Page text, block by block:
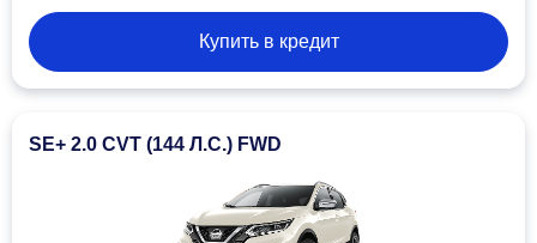
Купить в кредит
SE+ 2.0 CVT (144 Л.С.) FWD